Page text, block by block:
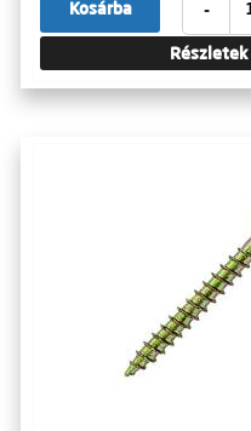
-
Kosárba
Részletek